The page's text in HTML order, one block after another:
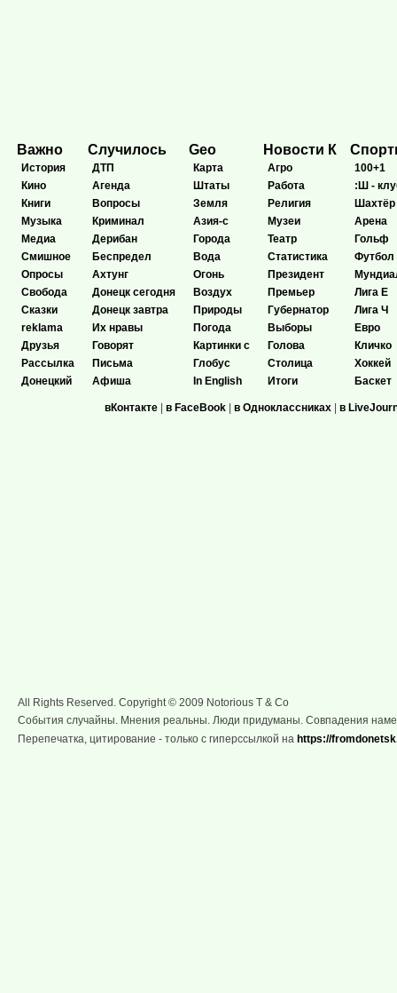
Важно
История
Кино
Книги
Музыка
Медиа
Смишное
Опросы
Свобода
Сказки
reklama
Друзья
Рассылка
Донецкий
Случилось
ДТП
Агенда
Вопросы
Криминал
Дерибан
Беспредел
Ахтунг
Донецк сегодня
Донецк завтра
Их нравы
Говорят
Письма
Афиша
Geo
Карта
Штаты
Земля
Азия-с
Города
Вода
Огонь
Воздух
Природы
Погода
Картинки с
Глобус
In English
Новости К
Агро
Работа
Религия
Музеи
Театр
Статистика
Президент
Премьер
Губернатор
Выборы
Голова
Столица
Итоги
100+1
:Ш -
Шахтёр
Арена
Гольф
Футбол
Лига Е
Лига Ч
Евро
Кличко
Хоккей
Баскет
вКонтакте | в FaceBook | в Одноклассниках | в
All Rights Reserved. Copyright © 2009 Notorious T & Co
События случайны. Мнения реальны. Люди придуманы. Совпадения
Перепечатка, цитирование - только с гиперссылкой на https://